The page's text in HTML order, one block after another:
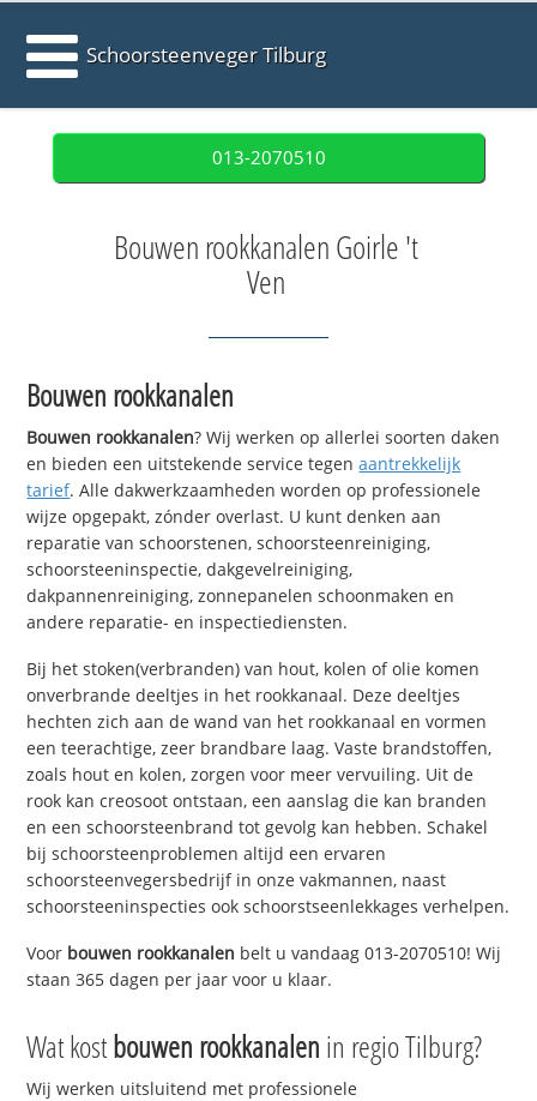
Schoorsteenveger Tilburg
013-2070510
Bouwen rookkanalen Goirle 't
Ven
Bouwen rookkanalen
Bouwen rookkanalen? Wij werken op allerlei soorten daken
en bieden een uitstekende service tegenaantrekkelijk
tarief. Alle dakwerkzaamheden worden op professionele
wijze opgepakt, zónder overlast. U kunt denken aan
reparatie van schoorstenen, schoorsteenreiniging,
schoorsteeninspectie, dakgevelreiniging,
dakpannenreiniging, zonnepanelen schoonmaken en
andere reparatie- en inspectiediensten.
Bij het stoken(verbranden) van hout, kolen of olie komen
onverbrande deeltjes in het rookkanaal. Deze deeltjes
hechten zich aan de wand van het rookkanaal en vormen
een teerachtige, zeer brandbare laag. Vaste brandstoffen,
zoals hout en kolen, zorgen voor meer vervuiling. Uit de
rook kan creosoot ontstaan, een aanslag die kan branden
en een schoorsteenbrand tot gevolg kan hebben. Schakel
bij schoorsteenproblemen altijd een ervaren
schoorsteenvegersbedrijf in onze vakmannen, naast
schoorsteeninspecties ook schoorstseenlekkages verhelpen.
Voor bouwen rookkanalen belt u vandaag 013-2070510! Wij
staan 365 dagen per jaar voor u klaar.
Wat kostbouwen rookkanalen in regio Tilburg?
Wij werken uitsluitend met professionele